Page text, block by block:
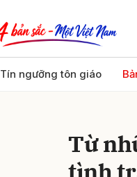
Tín ngưỡng tôn giáo
Từ
Gửi